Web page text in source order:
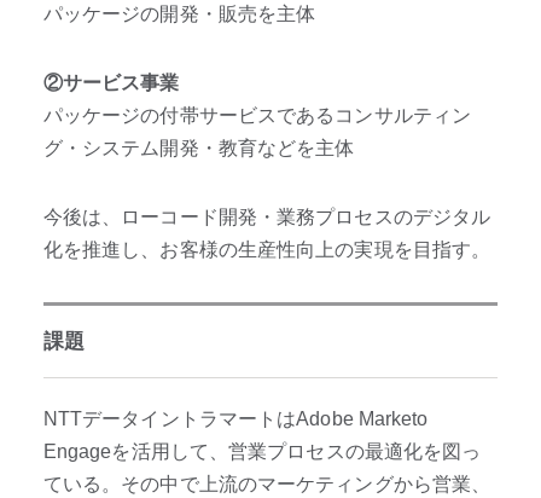
パッケージの開発・販売を主体
②サービス事業
パッケージの付帯サービスであるコンサルティン
グ・システム開発・教育などを主体
今後は、ローコード開発・業務プロセスのデジタル
化を推進し、お客様の生産性向上の実現を目指す。
課題
NTTデータイントラマートはAdobe Marketo
Engageを活用して、営業プロセスの最適化を図っ
ている。その中で上流のマーケティングから営業、